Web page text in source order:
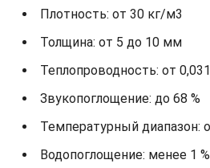
Плотность: от 30 кг/м3
Толщина: от 5 до 10 мм
Теплопроводность: от
Звукопоглощение: до 68 %
Температурный диапазон:
Водопоглощение: менее 1 %